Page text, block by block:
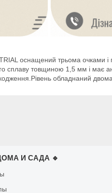
оснащений трьома очками і
сплаву товщиною 1,5 мм і
обладнаний
И САДА 🔹